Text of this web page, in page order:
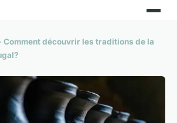
Comment découvrir les traditions de la